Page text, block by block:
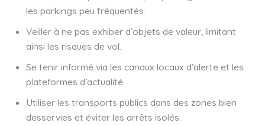
les parkings peu fréquentés.
Veiller à ne pas exhiber d’objets de valeur, limitant
ainsi les risques de vol.
Se tenir informé via les canaux locaux d’alerte et les
plateformes d’actualité.
Utiliser les transports publics dans des zones bien
desservies et éviter les arrêts isolés.